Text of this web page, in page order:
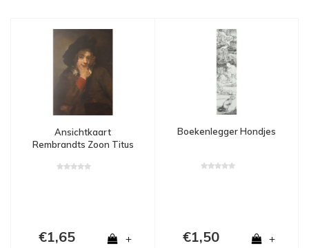
Ansichtkaart
Rembrandts Zoon Titus
€1,65 +
Boekenlegger Hondjes
€1,50 +